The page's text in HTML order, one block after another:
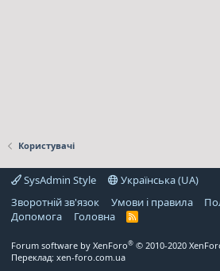
Користувачі
SysAdmin Style
Українська (UA)
Зворотній зв'язок
Умови і правила
Дoпoмoга
Головна
R
Forum software by XenForo® © 2010-2020
Переклад: xen-foro.com.ua